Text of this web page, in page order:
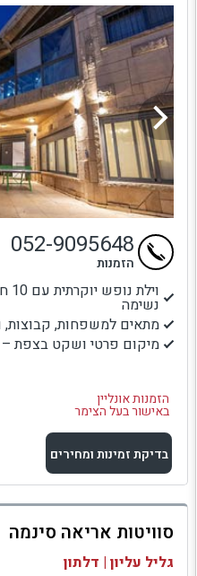
נשימה
מתאים למשפחות, קבוצות,
מיקום פרטי ושקט בצפת
הזמנות אונליין
באישור בעל הצימר
052-9095648
הזמנות
בדיקת זמינות ומחירים
למתחם זה
בדיקת זמינות ומחירים
סוויטות אריאה סינמה
גליל עליון | דלתון